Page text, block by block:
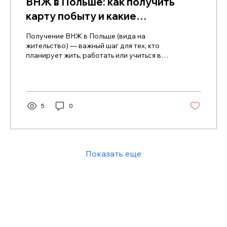
карту побыту и какие
Получение ВНЖ в Польше (вида на
жительство) — важный шаг для тех, кто
планирует жить, работать или учиться в
которых открывает свои возможности для
легального пребывания и интеграции в
польское общество.
5 0
Показать еще